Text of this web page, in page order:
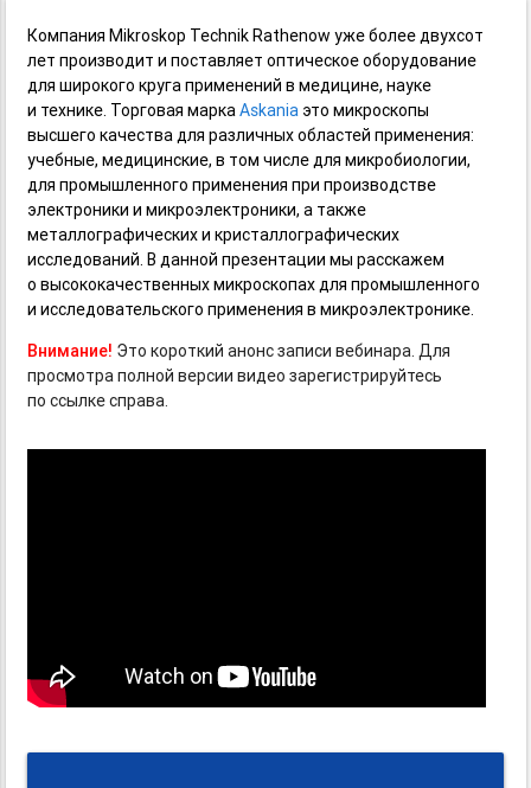
Компания Mikroskop Technik Rathenow уже более двухсот
лет производит и поставляет оптическое оборудование
для широкого круга применений в медицине, науке
и технике. Торговая маркаAskania это микроскопы
высшего качества для различных областей применения:
учебные, медицинские, в том числе для микробиологии,
для промышленного применения при производстве
электроники и микроэлектроники, а также
металлографических и кристаллографических
исследований. В данной презентации мы расскажем
о высококачественных микроскопах для промышленного
и исследовательского применения в микроэлектронике.
Внимание! Это короткий анонс записи вебинара. Для
просмотра полной версии видео зарегистрируйтесь
по ссылке справа.